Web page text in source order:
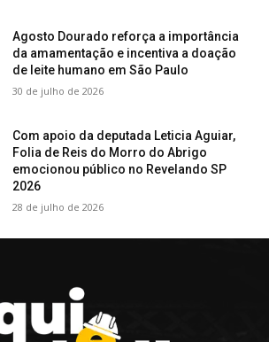
Agosto Dourado reforça a importância
da amamentação e incentiva a doação
de leite humano em São Paulo
30 de julho de 2026
Com apoio da deputada Leticia Aguiar,
Folia de Reis do Morro do Abrigo
emocionou público no Revelando SP
2026
28 de julho de 2026